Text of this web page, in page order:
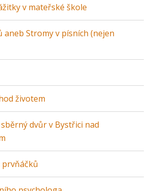
v mateřské škole
aneb Stromy v písních (nejen
životem
dvůr v Bystřici nad
prvňáčků